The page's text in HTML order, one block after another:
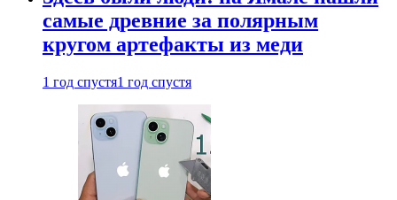
самые древние за полярным
кругом артефакты из меди
1 год спустя1 год спустя